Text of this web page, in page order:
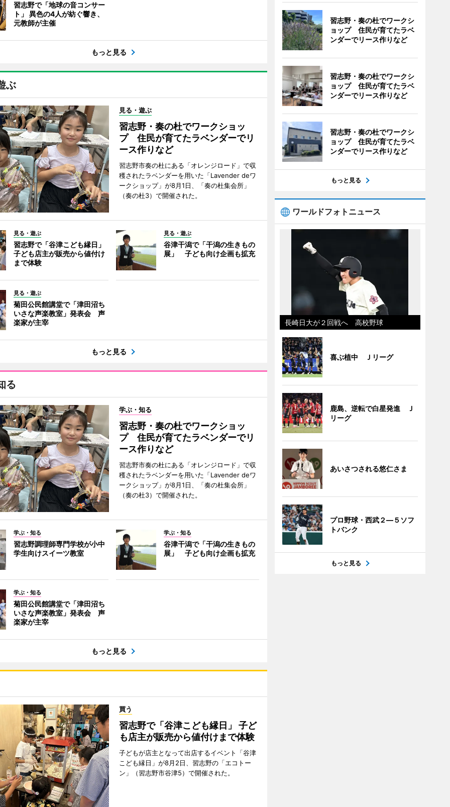
習志野で「地球の音コンサー
ト」 異色の4人が紡ぐ響き、
元教師が主催
もっと見る
ぶ
見る・遊ぶ
習志野・奏の杜でワークショッ
プ 住民が育てたラベンダーでリ
ース作りなど
習志野市奏の杜にある「オレンジロード」で収
穫されたラベンダーを用いた「Lavender deワ
ークショップ」が8月1日、「奏の杜集会所」
（奏の杜3）で開催された。
見る・遊ぶ
習志野で「谷津こども縁日」
子ども店主が販売から値付け
まで体験
見る・遊ぶ
谷津干潟で「干潟の生きもの
展」 子ども向け企画も拡充
見る・遊ぶ
菊田公民館講堂で「津田沼ち
いさな声楽教室」発表会 声
楽家が主宰
もっと見る
る
学ぶ・知る
習志野・奏の杜でワークショッ
プ 住民が育てたラベンダーでリ
ース作りなど
習志野市奏の杜にある「オレンジロード」で収
穫されたラベンダーを用いた「Lavender deワ
ークショップ」が8月1日、「奏の杜集会所」
（奏の杜3）で開催された。
学ぶ・知る
習志野調理師専門学校が小中
学生向けスイーツ教室
学ぶ・知る
谷津干潟で「干潟の生きもの
展」 子ども向け企画も拡充
学ぶ・知る
菊田公民館講堂で「津田沼ち
いさな声楽教室」発表会 声
楽家が主宰
もっと見る
買う
習志野で「谷津こども縁日」 子ど
も店主が販売から値付けまで体験
子どもが店主となって出店するイベント「谷津
こども縁日」が8月2日、習志野の「エコトー
ン」（習志野市谷津5）で開催された。
習志野・奏の杜でワークシ
ョップ 住民が育てたラベ
ンダーでリース作りなど
習志野・奏の杜でワークシ
ョップ 住民が育てたラベ
ンダーでリース作りなど
習志野・奏の杜でワークシ
ョップ 住民が育てたラベ
ンダーでリース作りなど
もっと見る
ワールドフォトニュース
長崎日大が２回戦へ 高校野球
喜ぶ植中 Ｊリーグ
鹿島、逆転で白星発進 Ｊ
リーグ
あいさつされる悠仁さま
プロ野球・西武２―５ソフ
トバンク
もっと見る